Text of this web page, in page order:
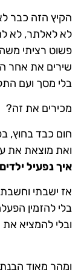
הקיץ הזה כבר
לא לאלתר, לא
פשוט רציתי
שירים את אחר
בלי מסך ועם
מכירים את זה?
חום כבד בחוץ,
ואת מוצאת את
איך נפעיל
אז ישבתי
בלי להזמין
ובלי להמציא
ומהר מאוד